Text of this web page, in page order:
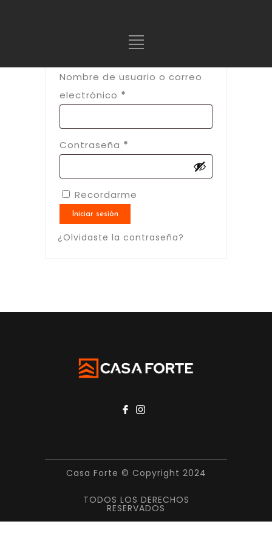
Nombre de usuario o correo
electrónico *
Contraseña *
Recordarme
Iniciar sesión
¿Olvidaste la contraseña?
Casa Forte © Copyright 2024
TODOS LOS DERECHOS
RESERVADOS